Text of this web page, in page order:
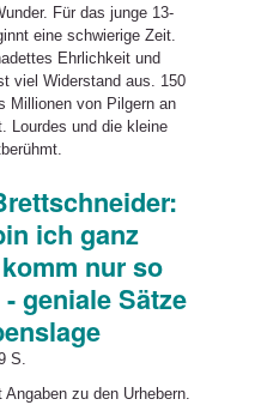
Für das junge 13-
eine schwierige Zeit.
Ehrlichkeit und
viel Widerstand aus. 150
Millionen von Pilgern an
Lourdes und die kleine
ich ganz
nur so
geniale Sätze
S.
zu den Urhebern.